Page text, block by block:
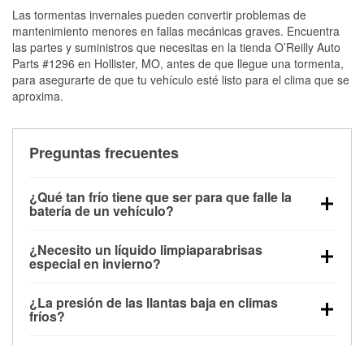
Las tormentas invernales pueden convertir problemas de
mantenimiento menores en fallas mecánicas graves. Encuentra
las partes y suministros que necesitas en la tienda O’Reilly Auto
Parts #1296 en Hollister, MO, antes de que llegue una tormenta,
para asegurarte de que tu vehículo esté listo para el clima que se
aproxima.
Preguntas frecuentes
¿Qué tan frío tiene que ser para que falle la
batería de un vehículo?
debajo de los 32 °F y puede perder hasta la mitad de
su potencia de arranque cerca de los 0 °F, lo que
arranque.
¿Necesito un líquido limpiaparabrisas
especial en invierno?
la congelación y ayuda a disolver la sal y la nieve
derretida en la carretera para mejorar la visibilidad.
¿La presión de las llantas baja en climas
fríos?